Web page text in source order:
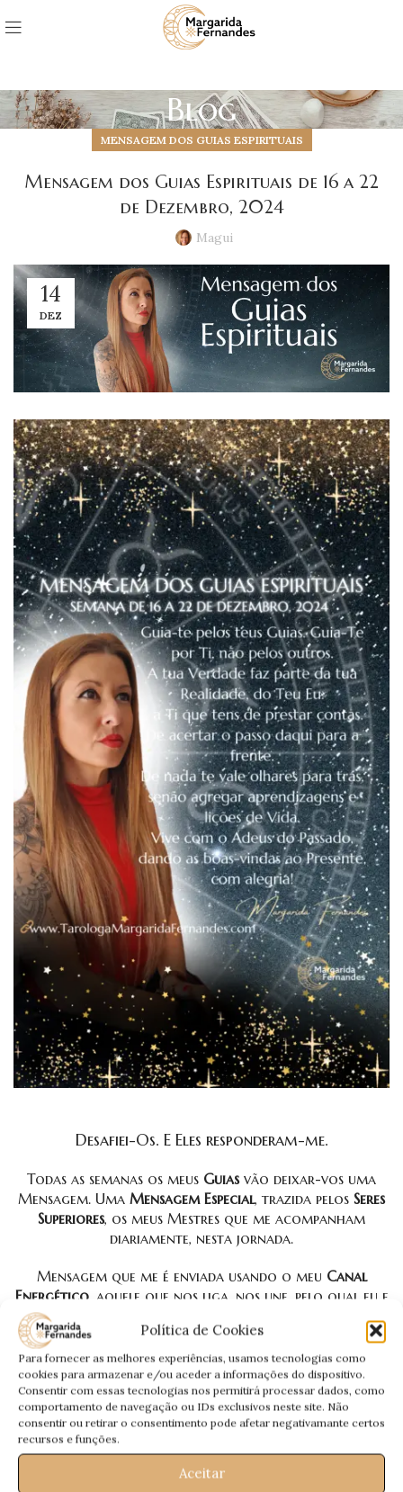
Política de Cookies
Para fornecer as melhores experiências, usamos tecnologias como
cookies para armazenar e/ou aceder a informações do dispositivo.
Consentir com essas tecnologias nos permitirá processar dados, como
comportamento de navegação ou IDs exclusivos neste site. Não
consentir ou retirar o consentimento pode afetar negativamante certos
recursos e funções.
Aceitar
Blog
MENSAGEM DOS GUIAS ESPIRITUAIS
Mensagem dos Guias Espirituais de 16 a 22
de Dezembro, 2024
Magui
14
DEZ
Desafiei-Os. E Eles responderam-me.
Todas as semanas os meus Guiasvão deixar-vos uma
Mensagem. Uma Mensagem Especial, trazida pelos Seres
Superiores, os meus Mestres que me acompanham
diariamente, nesta jornada.
Mensagem que me é enviada usando o meu Canal
Energético, aquele que nos liga, nos une, pelo qual eu e
Eles falamos, para que esta mensagem Deles, seja
interpretada por mim através da mediunidade.
UmaMensagem Especial, que quero deixar aqui e
agora… Entendam que é uma Mensagem não minha,
mas Deles 😀
Todas as semanas para vós:A Mensagem dos Guias
Margarida Fernandes